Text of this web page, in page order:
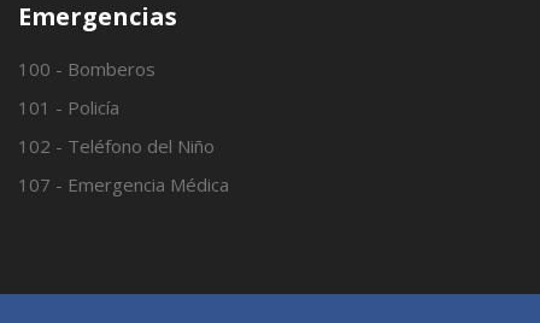
Emergencias
100 - Bomberos
101 - Policía
102 - Teléfono del Niño
107 - Emergencia Médica